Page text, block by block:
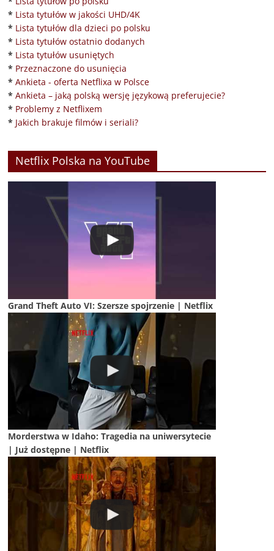
* Lista tytułów w jakości UHD/4K
* Lista tytułów dla dzieci po polsku
* Lista tytułów ostatnio dodanych
* Lista tytułów usuniętych
* Przeznaczone do usunięcia
* Ankieta - oferta Netflixa w Polsce
* Ankieta – jaką polską wersję językową preferujecie?
* Problemy z Netflixem
* Jakich brakuje filmów i seriali?
Netflix Polska na YouTube
Grand Theft Auto VI: Szersze spojrzenie | Netflix
Morderstwa w Idaho: Tragedia na uniwersytecie
| Już dostępne | Netflix